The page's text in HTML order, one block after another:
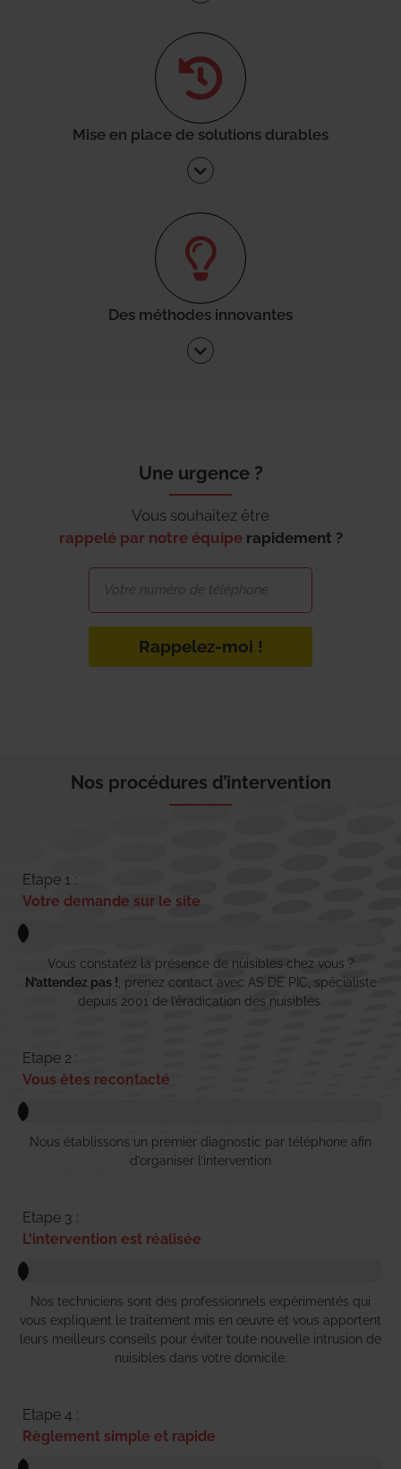
Mise en place de solutions durables
Des méthodes innovantes
Une urgence ?
Vous souhaitez être
rappelé par notre équipe rapidement ?
Rappelez-moi !
Nos procédures d’intervention
Etape 1 :
Votre demande sur le site
Vous constatez la présence de nuisibles chez vous ?
N’attendez pas ! , prenez contact avec AS DE PIC, spécialiste
depuis 2001 de l’éradication des nuisibles.
Etape 2 :
Vous êtes recontacté
Nous établissons un premier diagnostic par téléphone afin
d’organiser l’intervention
Etape 3 :
L'intervention est réalisée
Nos techniciens sont des professionnels expérimentés qui
vous expliquent le traitement mis en œuvre et vous apportent
leurs meilleurs conseils pour éviter toute nouvelle intrusion de
nuisibles dans votre domicile.
Etape 4 :
Règlement simple et rapide